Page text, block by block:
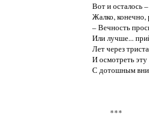
Вот и осталось
Жалко, конечно,
– Вечность
Или лучше...
Лет через
И осмотреть эту
С дотошным
          ***